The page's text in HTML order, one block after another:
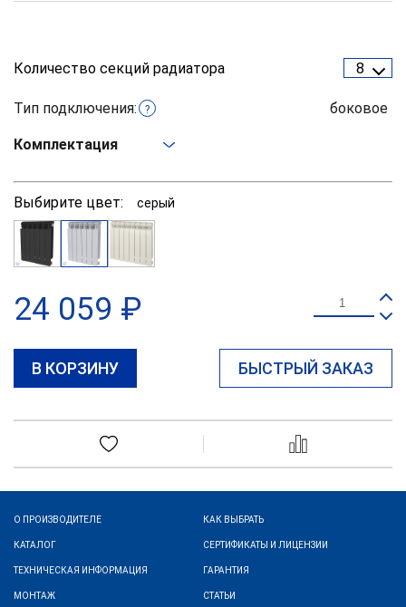
Количество секций радиатора 8
Тип подключения: ? боковое
Комплектация
Выбирите цвет: серый
черный серый белый
24 059 ₽
В КОРЗИНУ БЫСТРЫЙ ЗАКАЗ
О ПРОИЗВОДИТЕЛЕ
КАТАЛОГ
ТЕХНИЧЕСКАЯ ИНФОРМАЦИЯ
МОНТАЖ
КАК ВЫБРАТЬ
СЕРТИФИКАТЫ И ЛИЦЕНЗИИ
ГАРАНТИЯ
СТАТЬИ